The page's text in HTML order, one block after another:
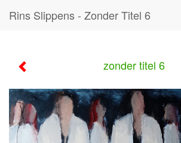
Rins Slippens - Zonder Titel 6
zonder titel 6